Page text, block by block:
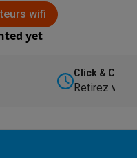
wifi
yet
Click &
Retirez